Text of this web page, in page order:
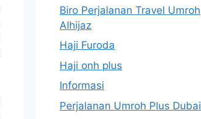
Biro Perjalanan Travel Umroh
Alhijaz
Haji Furoda
Haji onh plus
Informasi
Perjalanan Umroh Plus Dubai